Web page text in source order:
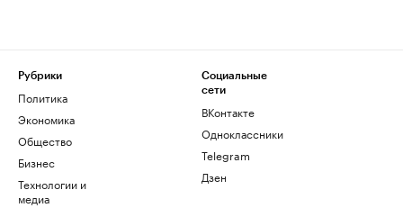
Рубрики
Политика
Экономика
Общество
Бизнес
Технологии и
медиа
Социальные
сети
ВКонтакте
Одноклассники
Telegram
Дзен